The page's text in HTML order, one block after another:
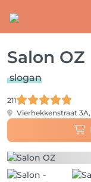
Salon OZ
slogan
211
Vierhekkenstraat 3A,